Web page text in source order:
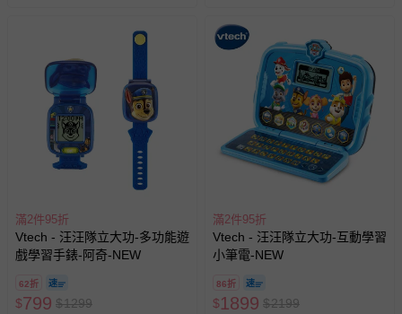
滿2件95折
Vtech - 汪汪隊立大功-多功能遊
戲學習手錶-阿奇-NEW
62折
$799 $1299
滿2件95折
Vtech - 汪汪隊立大功-互動學習
小筆電-NEW
86折
$1899 $2199